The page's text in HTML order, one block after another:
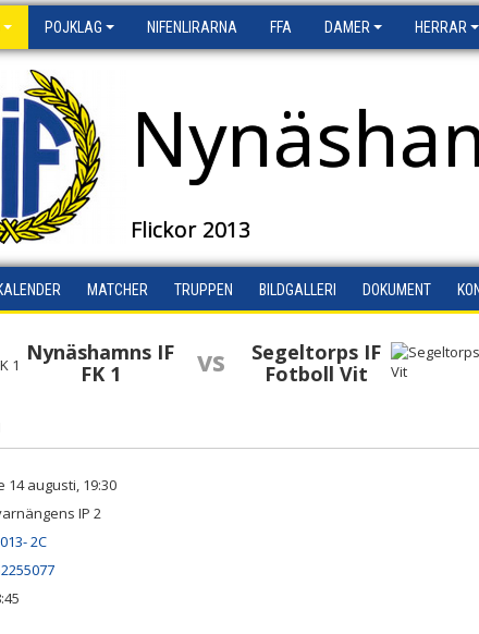
POJKLAG NIFENLIRARNA FFA DAMER HERRAR
Flickor 2013
MATCHER TRUPPEN BILDGALLERI DOKUMENT
Nynäshamns IF
FK 1
vs
Segeltorps IF
Fotboll Vit
14 augusti, 19:30
IP 2
2C